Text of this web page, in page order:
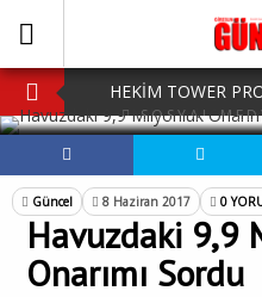
HEKİM TOWER
AK PARTİ’DE YENİ
iPhone Arka Cam
Hafta Sonu
HARUN CİCİ:
SOSYAL
Güncel 8 Haziran 2017 0
Havuzdaki 9,9
Onarımı Sordu